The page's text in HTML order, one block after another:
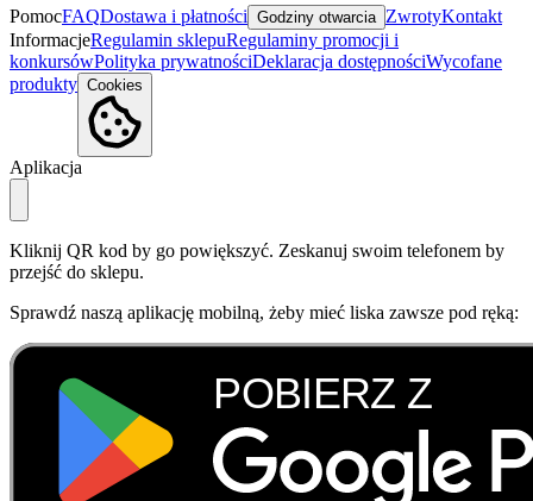
PomocFAQDostawa i płatności Godziny otwarcia ZwrotyKontakt
InformacjeRegulamin sklepuRegulaminy promocji i
konkursówPolityka prywatnościDeklaracja dostępnościWycofane
produkty Cookies
Aplikacja
Kliknij QR kod by go powiększyć. Zeskanuj swoim telefonem by
przejść do sklepu.
Sprawdź naszą aplikację mobilną, żeby mieć liska zawsze pod ręką: